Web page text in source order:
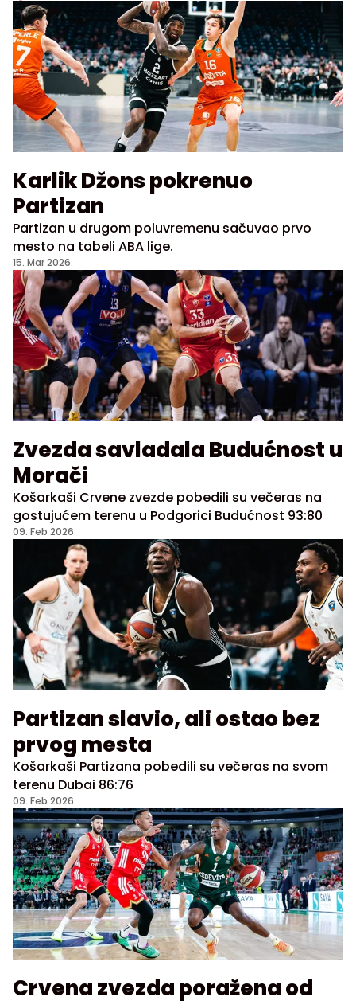
Karlik Džons pokrenuo
Partizan
Partizan u drugom poluvremenu sačuvao prvo
mesto na tabeli ABA lige.
15. Mar 2026.
Zvezda savladala Budućnost u
Morači
Košarkaši Crvene zvezde pobedili su večeras na
gostujućem terenu u Podgorici Budućnost 93:80
09. Feb 2026.
Partizan slavio, ali ostao bez
prvog mesta
Košarkaši Partizana pobedili su večeras na svom
terenu Dubai 86:76
09. Feb 2026.
Crvena zvezda poražena od